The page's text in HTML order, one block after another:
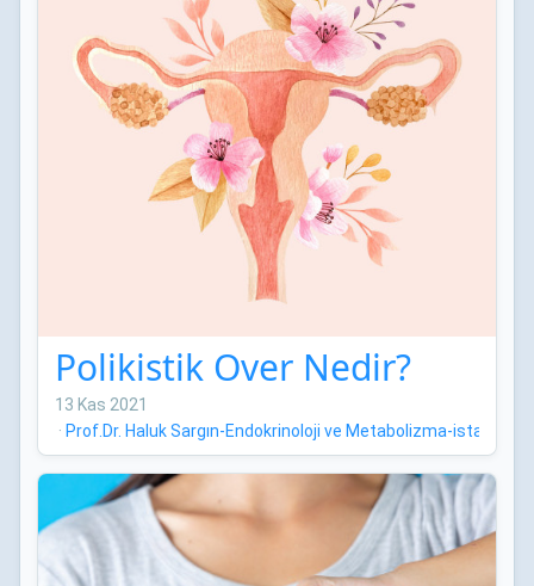
Polikistik Over Nedir?
13 Kas 2021
· Prof.Dr. Haluk Sargın-Endokrinoloji ve Metabolizma-istanbul